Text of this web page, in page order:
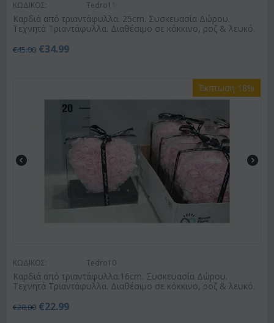
ΚΩΔΙΚΟΣ: Tedro11
Καρδιά από τριαντάφυλλα. 25cm. Συσκευασία Δώρου.
Τεχνητά Τριαντάφυλλα. Διαθέσιμο σε κόκκινο, ροζ & λευκό.
€45.00 €34.99
Έκπτωση 18%
ΚΩΔΙΚΟΣ: Tedro10
Καρδιά από τριαντάφυλλα.16cm. Συσκευασία Δώρου.
Τεχνητά Τριαντάφυλλα. Διαθέσιμο σε κόκκινο, ροζ & λευκό.
€28.00 €22.99